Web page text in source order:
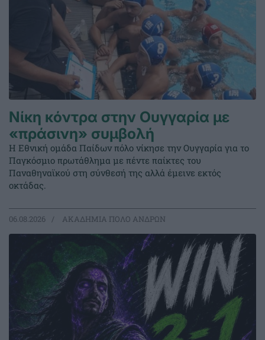
Νίκη κόντρα στην Ουγγαρία με
«πράσινη» συμβολή
Η Εθνική ομάδα Παίδων πόλο νίκησε την Ουγγαρία για το
Παγκόσμιο πρωτάθλημα με πέντε παίκτες του
Παναθηναϊκού στη σύνθεσή της αλλά έμεινε εκτός
οκτάδας.
06.08.2026 ΑΚΑΔΗΜΙΑ ΠΟΛΟ ΑΝΔΡΩΝ